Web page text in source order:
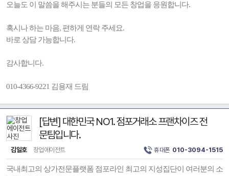
오늘도 이 말씀을 해주시는 분들의 모든 창업을 응원합니다.
혹시나 하는 마음, 편하게 연락 주세요.
바로 상담 가능합니다.
감사합니다.
010-4366-9221 김용재 드림
[답변] 대한민국 NO1. 점포거래소 프랜차이즈 전
문팀입니다.
김일호 창업에이전트 휴대폰 010-3094-1515
국내최고의 상가전문플랫폼 점포라인 최고의 지성집단이 여러분의 소